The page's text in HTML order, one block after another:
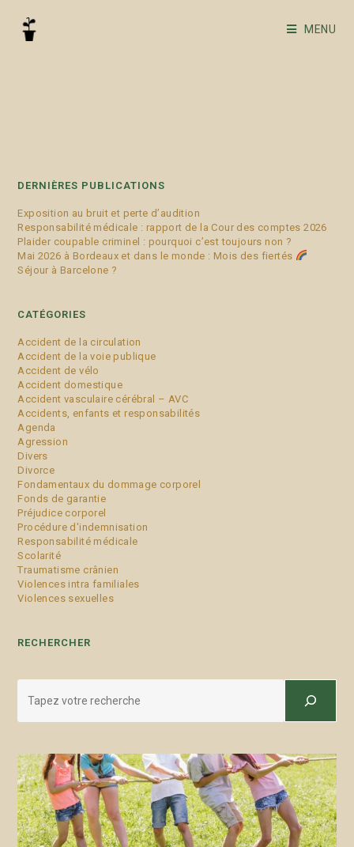
MENU
DERNIÈRES PUBLICATIONS
Exposition au bruit et perte d’audition
Responsabilité médicale : rapport de la Cour des comptes 2026
Plaider coupable criminel : pourquoi c’est toujours non ?
Mai 2026 à Bordeaux et dans le monde : Mois des fiertés
Séjour à Barcelone ?
CATÉGORIES
Accident de la circulation
Accident de la voie publique
Accident de vélo
Accident domestique
Accident vasculaire cérébral – AVC
Accidents, enfants et responsabilités
Agenda
Agression
Divers
Divorce
Fondamentaux du dommage corporel
Fonds de garantie
Préjudice corporel
Procédure d'indemnisation
Responsabilité médicale
Scolarité
Traumatisme crânien
Violences intra familiales
Violences sexuelles
RECHERCHER